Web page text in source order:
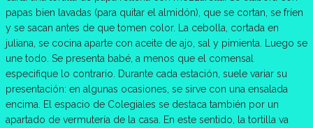
papas bien lavadas (para quitar el almidón), que se cortan, se fríen
y se sacan antes de que tomen color. La cebolla, cortada en
juliana, se cocina aparte con aceite de ajo, sal y pimienta. Luego se
une todo. Se presenta babé, a menos que el comensal
especifique lo contrario. Durante cada estación, suele variar su
presentación: en algunas ocasiones, se sirve con una ensalada
encima. El espacio de Colegiales se destaca también por un
apartado de vermutería de la casa. En este sentido, la tortilla va